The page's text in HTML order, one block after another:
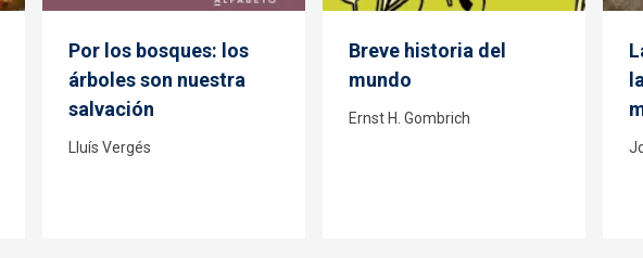
Por los bosques: los
árboles son nuestra
salvación
Lluís Vergés
Breve historia del
mundo
Ernst H. Gombrich